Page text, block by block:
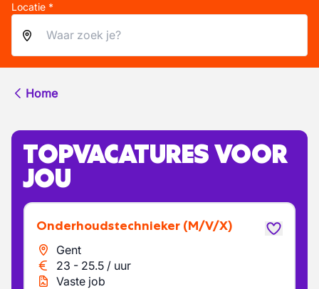
Locatie *
Home
TOPVACATURES VOOR
JOU
Onderhoudstechnieker (M/V/X)
Gent
23 - 25.5 / uur
Vaste job